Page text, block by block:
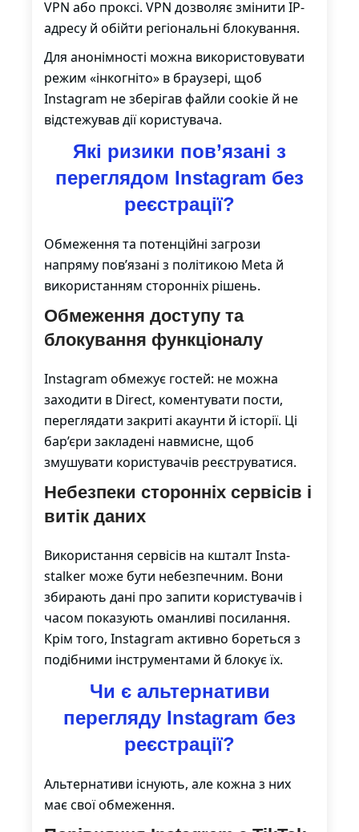
VPN або проксі. VPN дозволяє змінити IP-
адресу й обійти регіональні блокування.
Для анонімності можна використовувати
режим «інкогніто» в браузері, щоб
Instagram не зберігав файли cookie й не
відстежував дії користувача.
Які ризики пов’язані з
переглядом Instagram без
реєстрації?
Обмеження та потенційні загрози
напряму пов’язані з політикою Meta й
використанням сторонніх рішень.
Обмеження доступу та
блокування функціоналу
Instagram обмежує гостей: не можна
заходити в Direct, коментувати пости,
переглядати закриті акаунти й історії. Ці
бар’єри закладені навмисне, щоб
змушувати користувачів реєструватися.
Небезпеки сторонніх сервісів і
витік даних
Використання сервісів на кшталт Insta-
stalker може бути небезпечним. Вони
збирають дані про запити користувачів і
часом показують оманливі посилання.
Крім того, Instagram активно бореться з
подібними інструментами й блокує їх.
Чи є альтернативи
перегляду Instagram без
реєстрації?
Альтернативи існують, але кожна з них
має свої обмеження.